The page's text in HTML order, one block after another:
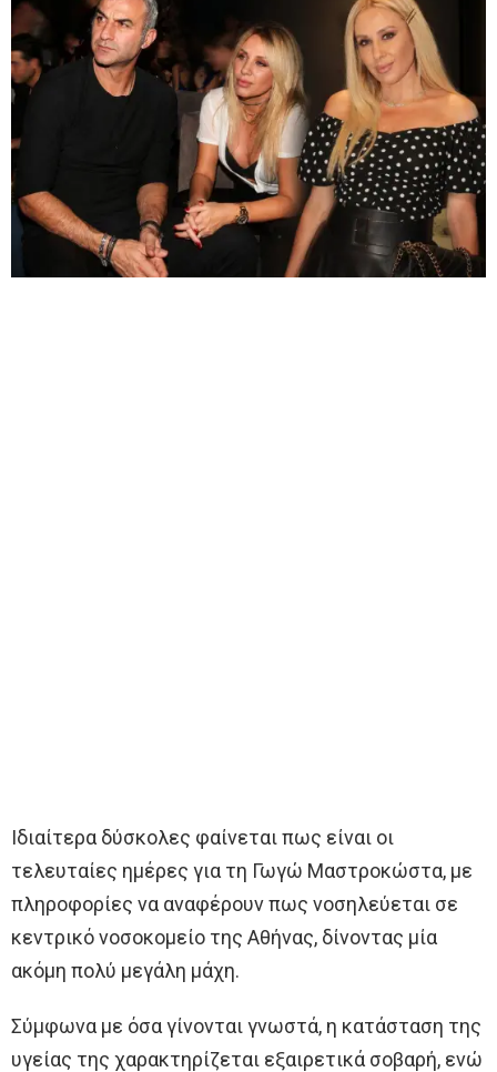
Ιδιαίτερα δύσκολες φαίνεται πως είναι οι
τελευταίες ημέρες για τη Γωγώ Μαστροκώστα, με
πληροφορίες να αναφέρουν πως νοσηλεύεται σε
κεντρικό νοσοκομείο της Αθήνας, δίνοντας μία
ακόμη πολύ μεγάλη μάχη.
Σύμφωνα με όσα γίνονται γνωστά, η κατάσταση της
υγείας της χαρακτηρίζεται εξαιρετικά σοβαρή, ενώ